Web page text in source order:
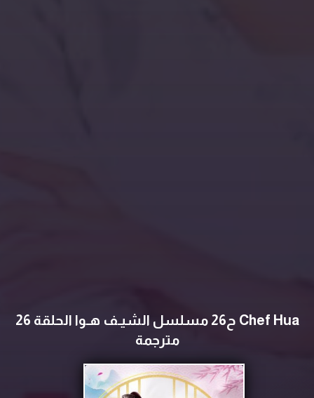
Chef Hua ح26 مسلسل الشيـف هـوا الحلقة 26
مترجمة